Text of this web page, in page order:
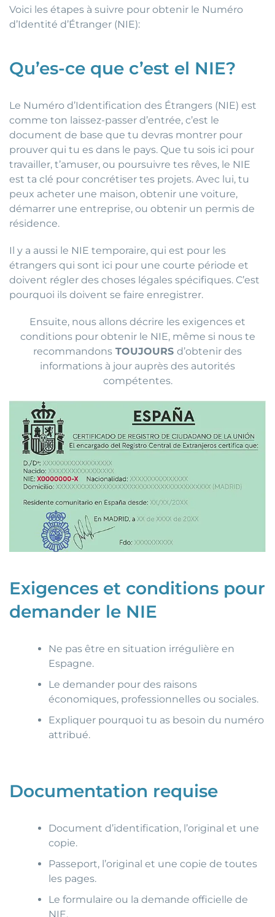
Voici les étapes à suivre pour obtenir le Numéro
d’Identité d’Étranger (NIE):
Qu’es-ce que c’est el NIE?
Le Numéro d’Identification des Étrangers (NIE) est
comme ton laissez-passer d’entrée, c’est le
document de base que tu devras montrer pour
prouver qui tu es dans le pays. Que tu sois ici pour
travailler, t’amuser, ou poursuivre tes rêves, le NIE
est ta clé pour concrétiser tes projets. Avec lui, tu
peux acheter une maison, obtenir une voiture,
démarrer une entreprise, ou obtenir un permis de
résidence.
Il y a aussi le NIE temporaire, qui est pour les
étrangers qui sont ici pour une courte période et
doivent régler des choses légales spécifiques. C’est
pourquoi ils doivent se faire enregistrer.
Ensuite, nous allons décrire les exigences et
conditions pour obtenir le NIE, même si nous te
recommandons TOUJOURS d’obtenir des
informations à jour auprès des autorités
compétentes.
Exigences et conditions pour
demander le NIE
Ne pas être en situation irrégulière en
Espagne.
Le demander pour des raisons
économiques, professionnelles ou sociales.
Expliquer pourquoi tu as besoin du numéro
attribué.
Documentation requise
Document d’identification, l’original et une
copie.
Passeport, l’original et une copie de toutes
les pages.
Le formulaire ou la demande officielle de
NIE.